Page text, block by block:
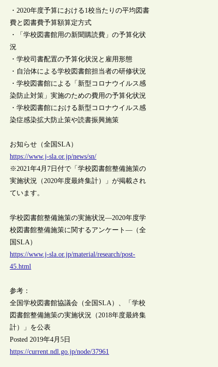
・2020年度予算における1校当たりの平均図書
費と図書費予算額算定方式
・「学校図書館用の新聞購読費」の予算化状
況
・学校司書配置の予算化状況と雇用形態
・自治体による学校図書館担当者の研修状況
・学校図書館による「新型コロナウイルス感
染防止対策」実施のための費用の予算化状況
・学校図書館における新型コロナウイルス感
染症感染拡大防止策や読書振興施策
お知らせ（全国SLA）
https://www.j-sla.or.jp/news/sn/
※2021年4月7日付で「学校図書館整備施策の
実施状況（2020年度最終集計）」が掲載され
ています。
学校図書館整備施策の実施状況―2020年度学
校図書館整備施策に関するアンケート―（全
国SLA）
https://www.j-sla.or.jp/material/research/post-
45.html
参考：
全国学校図書館協議会（全国SLA）、「学校
図書館整備施策の実施状況（2018年度最終集
計）」を公表
Posted 2019年4月5日
https://current.ndl.go.jp/node/37961